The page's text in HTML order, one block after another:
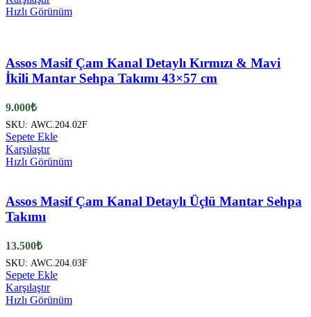
Hızlı Görünüm
Assos Masif Çam Kanal Detaylı Kırmızı & Mavi
İkili Mantar Sehpa Takımı 43×57 cm
9.000₺
SKU: AWC.204.02F
Sepete Ekle
Karşılaştır
Hızlı Görünüm
Assos Masif Çam Kanal Detaylı Üçlü Mantar Sehpa
Takımı
13.500₺
SKU: AWC.204.03F
Sepete Ekle
Karşılaştır
Hızlı Görünüm